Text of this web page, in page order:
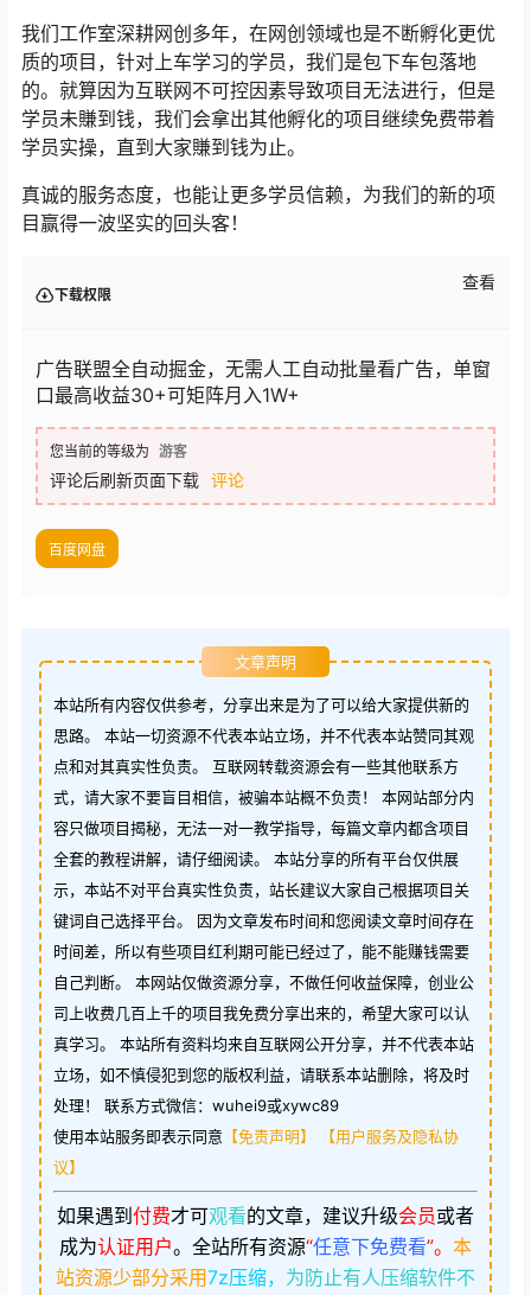
我们工作室深耕网创多年，在网创领域也是不断孵化更优
质的项目，针对上车学习的学员，我们是包下车包落地
的。就算因为互联网不可控因素导致项目无法进行，但是
学员未賺到钱，我们会拿出其他孵化的项目继续免费带着
学员实操，直到大家賺到钱为止。
真诚的服务态度，也能让更多学员信赖，为我们的新的项
目赢得一波坚实的回头客！
下载权限
查看
广告联盟全自动掘金，无需人工自动批量看广告，单窗
口最高收益30+可矩阵月入1W+
您当前的等级为 游客
评论后刷新页面下载 评论
百度网盘
文章声明
本站所有内容仅供参考，分享出来是为了可以给大家提供新的
思路。 本站一切资源不代表本站立场，并不代表本站赞同其观
点和对其真实性负责。 互联网转载资源会有一些其他联系方
式，请大家不要盲目相信，被骗本站概不负责！ 本网站部分内
容只做项目揭秘，无法一对一教学指导，每篇文章内都含项目
全套的教程讲解，请仔细阅读。 本站分享的所有平台仅供展
示，本站不对平台真实性负责，站长建议大家自己根据项目关
键词自己选择平台。 因为文章发布时间和您阅读文章时间存在
时间差，所以有些项目红利期可能已经过了，能不能赚钱需要
自己判断。 本网站仅做资源分享，不做任何收益保障，创业公
司上收费几百上千的项目我免费分享出来的，希望大家可以认
真学习。 本站所有资料均来自互联网公开分享，并不代表本站
立场，如不慎侵犯到您的版权利益，请联系本站删除，将及时
处理！ 联系方式微信：wuhei9或xywc89
使用本站服务即表示同意 【免责声明】
【用户服务及隐私协
议】
如果遇到 付费才可观看的文章，建议升级会员或者
成为认证用户。 全站所有资源“任意下免费看”。 本
站资源少部分采用7z压缩， 为防止有人压缩软件不